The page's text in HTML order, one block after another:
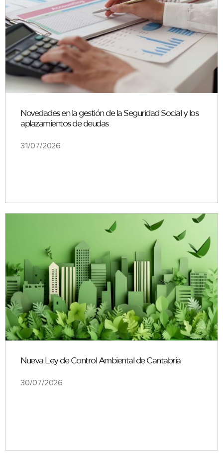
Novedades en la gestión de la Seguridad Social y los
aplazamientos de deudas
31/07/2026
Nueva Ley de Control Ambiental de Cantabria
30/07/2026